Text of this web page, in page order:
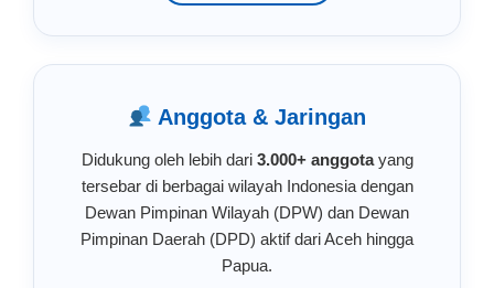
Anggota & Jaringan
Didukung oleh lebih dari 3.000+ anggotayang
tersebar di berbagai wilayah Indonesia dengan
Dewan Pimpinan Wilayah (DPW) dan Dewan
Pimpinan Daerah (DPD) aktif dari Aceh hingga
Papua.